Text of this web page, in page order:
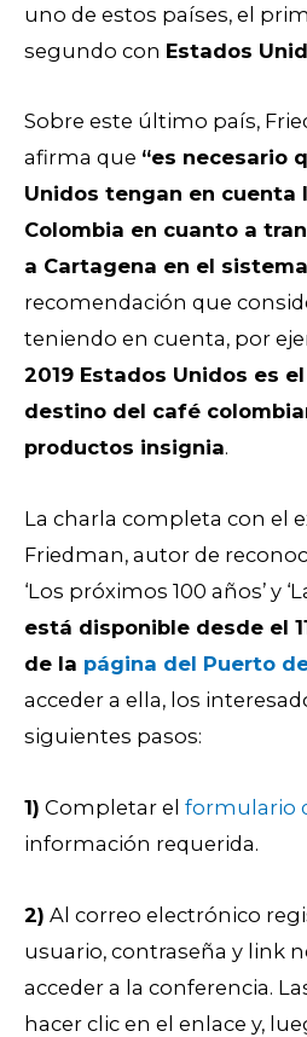
uno de estos países, el
segundo con Estados
Sobre este último país,
afirma que “es necesario
Unidos tengan en cuenta
Colombia en cuanto a
a Cartagena en el
recomendación que
teniendo en cuenta, por
2019 Estados Unidos es
destino del café
productos insignia.
La charla completa con el
Friedman, autor de
‘Los próximos 100 años’ y
está disponible desde el
de la página del Puerto
acceder a ella, los
siguientes pasos:
1) Completar el formulario
información requerida.
2) Al correo electrónico
usuario, contraseña y link
acceder a la conferencia.
hacer clic en el enlace y,